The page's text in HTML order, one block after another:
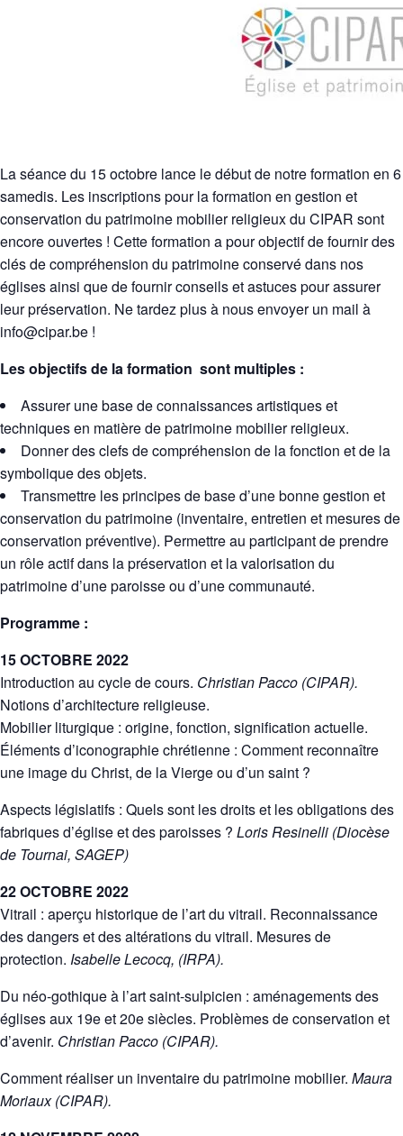
La séance du 15 octobre lance le début de notre formation en 6
samedis. Les inscriptions pour la formation en gestion et
conservation du patrimoine mobilier religieux du CIPAR sont
encore ouvertes ! Cette formation a pour objectif de fournir des
clés de compréhension du patrimoine conservé dans nos
églises ainsi que de fournir conseils et astuces pour assurer
leur préservation. Ne tardez plus à nous envoyer un mail à
info@cipar.be !
Les objectifs de la formation sont multiples :
Assurer une base de connaissances artistiques et
techniques en matière de patrimoine mobilier religieux.
Donner des clefs de compréhension de la fonction et de la
symbolique des objets.
Transmettre les principes de base d’une bonne gestion et
conservation du patrimoine (inventaire, entretien et mesures de
conservation préventive). Permettre au participant de prendre
un rôle actif dans la préservation et la valorisation du
patrimoine d’une paroisse ou d’une communauté.
Programme :
15 OCTOBRE 2022
Introduction au cycle de cours. Christian Pacco (CIPAR).
Notions d’architecture religieuse.
Mobilier liturgique : origine, fonction, signification actuelle.
Éléments d’iconographie chrétienne : Comment reconnaître
une image du Christ, de la Vierge ou d’un saint ?
Aspects législatifs : Quels sont les droits et les obligations des
fabriques d’église et des paroisses ? Loris Resinelli (Diocèse
de Tournai, SAGEP)
22 OCTOBRE 2022
Vitrail : aperçu historique de l’art du vitrail. Reconnaissance
des dangers et des altérations du vitrail. Mesures de
protection. Isabelle Lecocq, (IRPA).
Du néo-gothique à l’art saint-sulpicien : aménagements des
églises aux 19e et 20e siècles. Problèmes de conservation et
d’avenir. Christian Pacco (CIPAR).
Comment réaliser un inventaire du patrimoine mobilier. Maura
Moriaux (CIPAR).